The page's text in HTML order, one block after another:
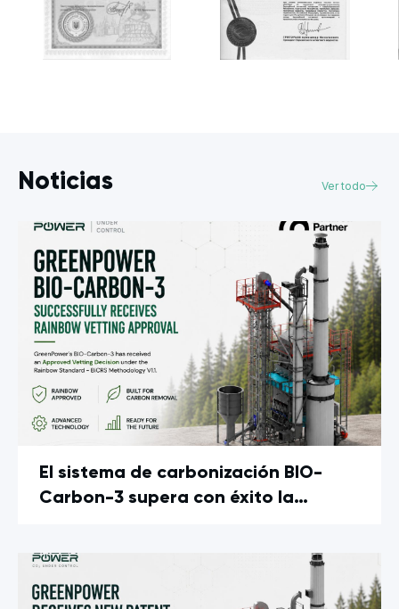
Noticias Ver todo
El sistema de carbonización BIO-
Carbon-3 supera con éxito la